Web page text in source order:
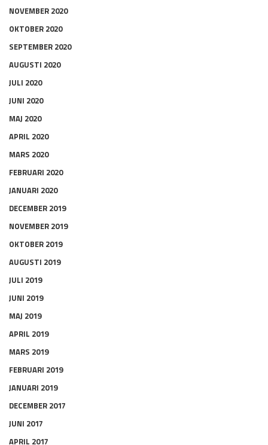
NOVEMBER 2020
OKTOBER 2020
SEPTEMBER 2020
AUGUSTI 2020
JULI 2020
JUNI 2020
MAJ 2020
APRIL 2020
MARS 2020
FEBRUARI 2020
JANUARI 2020
DECEMBER 2019
NOVEMBER 2019
OKTOBER 2019
AUGUSTI 2019
JULI 2019
JUNI 2019
MAJ 2019
APRIL 2019
MARS 2019
FEBRUARI 2019
JANUARI 2019
DECEMBER 2017
JUNI 2017
APRIL 2017